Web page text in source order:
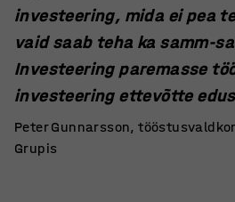
investeering, mida ei pea
vaid saab teha ka samm-
Investeering paremasse
investeering ettevõtte
Peter Gunnarsson,
Grupis